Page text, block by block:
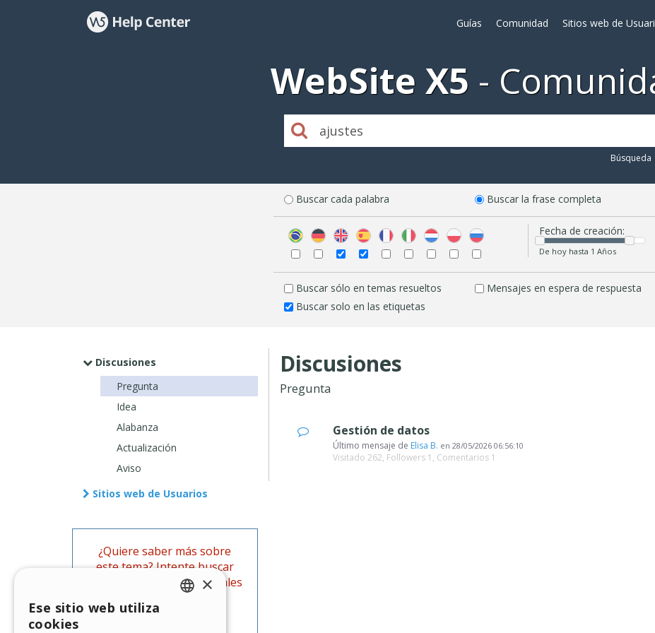
Guías Comunidad Sitios web de
WebSite X5
Búsqueda
Buscar cada palabra Buscar la frase completa
Fecha de creación:
De hoy hasta 1 Años
Buscar sólo en temas resueltos
Mensajes en espera de respuesta
Buscar solo en las etiquetas
Discusiones
Pregunta
Idea
Alabanza
Actualización
Aviso
Sitios web de Usuarios
¿Quiere saber más sobre
este tema? Intente buscar
también en las Guías oficiales
de WebSite X5.
Discusiones
Pregunta
Gestión de datos
Último mensaje de Elisa B. en28/05/2026 06:56:10
Visitado 262, Followers 1, Comentarios 1
×
Ese sitio web utiliza
cookies